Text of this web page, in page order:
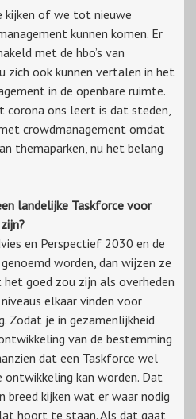
of we tot nieuwe
kunnen komen. Er
met de hbo’s van
zich ook kunnen vertalen in het
in de openbare ruimte.
corona ons leert is dat steden,
crowdmanagement omdat
themaparken, nu het belang
landelijke Taskforce voor
en Perspectief 2030 en de
worden, dan wijzen ze
goed zou zijn als overheden
elkaar vinden voor
Zodat je in gezamenlijkheid
van de bestemming
dat een Taskforce wel
ontwikkeling kan worden. Dat
breed kijken wat er waar nodig
hoort te staan. Als dat gaat